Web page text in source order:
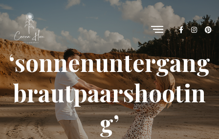
‘sonnenuntergang
brautpaarshootin
g’